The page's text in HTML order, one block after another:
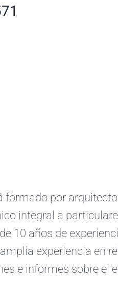
formado por
integral a
10 años de
experiencia en
e informes sobre el